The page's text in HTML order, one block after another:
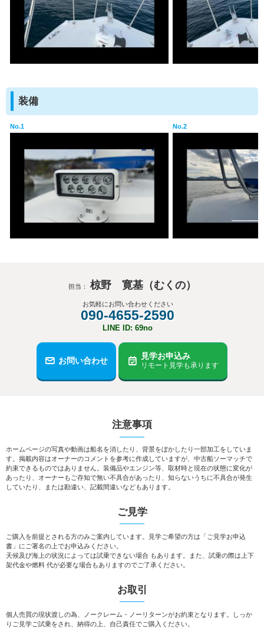
装備
No.1 No.2
担当： 椋野 寛基（むくの）
お気軽にお問い合わせください
090-4655-2590
LINE ID: 69no
お問い合わせ 見学お申込み
リモート見学も承ります
注意事項
ホームページの写真や動画は船名を消したり、背景をぼかしたり一部加工をしていま
す。掲載内容はオーナーのコメントを参考に作成していますが、中古船ソーマッチで
約束できるものではありません。装備品やエンジン等、取材時と現在の状態に変化が
あったり、オーナーもご存知で無い不具合があったり、知らないうちに不具合が発生
していたり、または勘違い、記載間違いなどもあります。
ご見学
ご購入を前提とされる方のみご案内しています。見学ご希望の方は「ご見学お申込
書」にご署名の上でお申込みください。
天候及び海上の状況によっては試乗できない場合 もあります。また、試乗の際は上下
架代金や燃料 代が必要な場合もありますのでご了承ください。
お取引
個人売買の現状渡しの為、ノークレーム・ノーリターンがお約束となります。しっか
りご見学ご試乗をされ、納得の上、自己責任でご購入ください。